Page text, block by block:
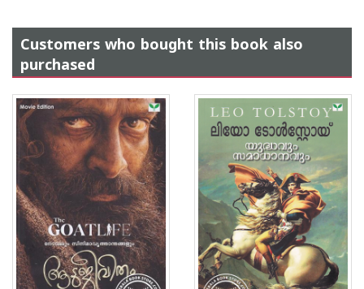
Customers who bought this book also
purchased